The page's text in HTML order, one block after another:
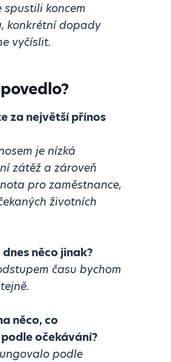
spustili koncem
konkrétní dopady
vyčíslit.
za největší přínos
je nízká
zátěž a zároveň
pro zaměstnance,
životních
něco jinak?
času bychom
něco, co
očekávání?
podle